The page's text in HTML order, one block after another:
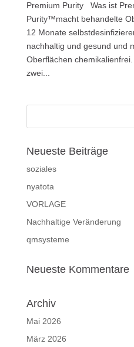
Premium Purity Was ist
Purity™macht behandelte
12 Monate
nachhaltig und gesund und
Oberflächen
zwei...
Neueste Beiträge
soziales
nyatota
VORLAGE
Nachhaltige Veränderung
qmsysteme
Neueste Kommentare
Archiv
Mai 2026
März 2026